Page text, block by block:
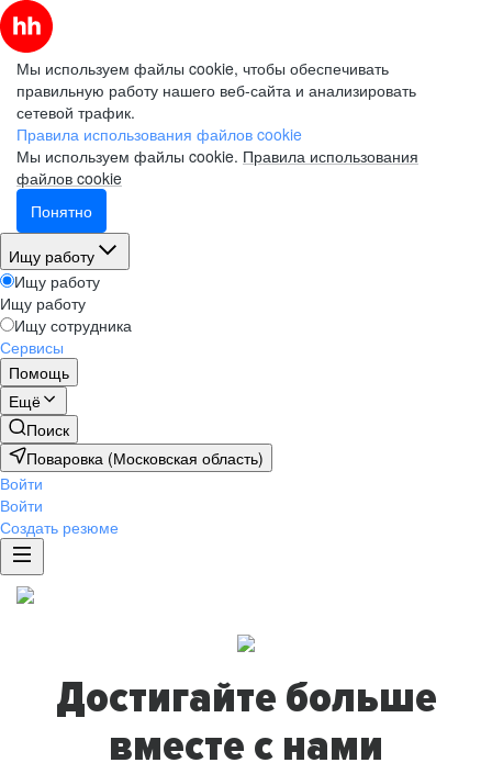
Мы используем файлы cookie, чтобы обеспечивать
правильную работу нашего веб-сайта и анализировать
сетевой трафик.
Правила использования файлов cookie
Мы используем файлы cookie. Правила использования
файлов cookie
Понятно
Ищу работу
Ищу работу
Ищу работу
Ищу сотрудника
Сервисы
Помощь
Ещё
Поиск
Поваровка (Московская область)
Войти
Войти
Создать резюме
Достигайте больше
вместе с нами